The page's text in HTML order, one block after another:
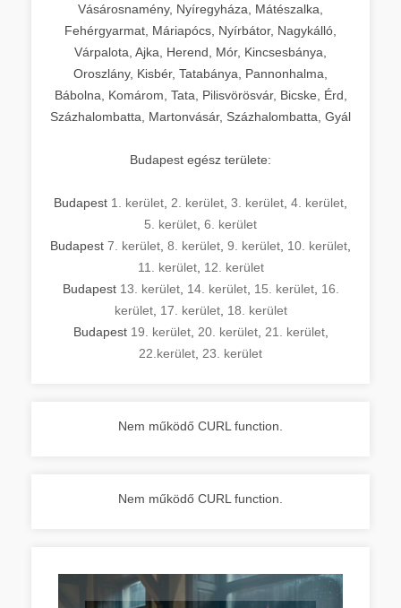
Vásárosnamény, Nyíregyháza, Mátészalka,
Fehérgyarmat, Máriapócs, Nyírbátor, Nagykálló,
Várpalota, Ajka, Herend, Mór, Kincsesbánya,
Oroszlány, Kisbér, Tatabánya, Pannonhalma,
Bábolna, Komárom, Tata, Pilisvörösvár, Bicske, Érd,
Százhalombatta, Martonvásár, Százhalombatta, Gyál
Budapest egész területe:
Budapest 1. kerület 2. kerület 3. kerület 4. kerület
5. kerület 6. kerület
Budapest 7. kerület 8. kerület 9. kerület 10. kerület
11. kerület, 12. kerület
Budapest 13. kerület, 14. kerület, 15. kerület, 16.
kerület, 17. kerület, 18. kerület
Budapest 19. kerület, 20. kerület, 21. kerület,
22.kerület 23. kerület
Nem működő CURL function.
Nem működő CURL function.